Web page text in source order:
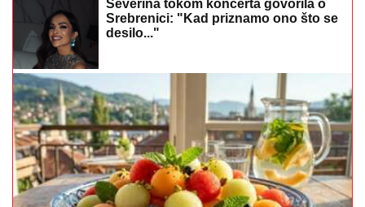
Kako da tumačite UV indeks i zaštitite
se od štetnog zračenja
Posijte ovo u avgustu i berite svježe
povrće cijele jeseni